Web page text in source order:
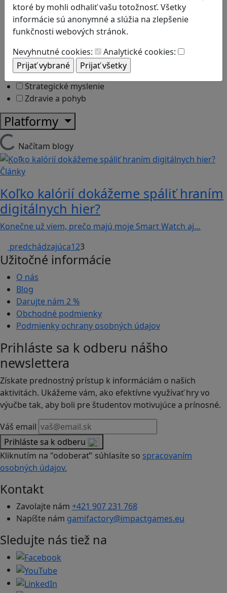
ktoré by mohli odhaliť vašu totožnosť. Všetky
informácie sú anonymné a slúžia na zlepšenie
funkčnosti webových stránok.
Nevyhnutné cookies:
Analytické cookies:
Kyberšikana
Logické myslenie
Ľudské práva a tolerancia
Motorika a koncentrácia
Programovanie/Technika
Sociálne zručnosti a kooperácia
Strategické myslenie
Zdravie a pohyb
Platformy
Načítam blogy
Články
Koľko kalórií dokážeme spáliť hraním
digitálnych hier?
Konečne už viem, prečo majú moje Smart Watch aj…
predchádzajúca123
Užitočné informácie
O nás
Blog
Darujte nám 2 %
Obchodné podmienky
Podmienky ochrany osobných údajov
Prihláste sa k odberu nášho
newslettera
Získate prednostný prístup k informáciám o našich
aktivitách. Ukážeme vám, ako efektívne využívať hry vo
výučbe tak, aby boli pre študentov motivujúce a prínosné.
Váš email
Prihláste sa k odberu
Kliknutím na "odoberať" súhlasíte so spracovaním
osobných údajov.
Kontakt
Zavolajte nám +421 907 231 768
Napíšte nám gamifactory@impactgames.eu
Sledujte nás tiež na